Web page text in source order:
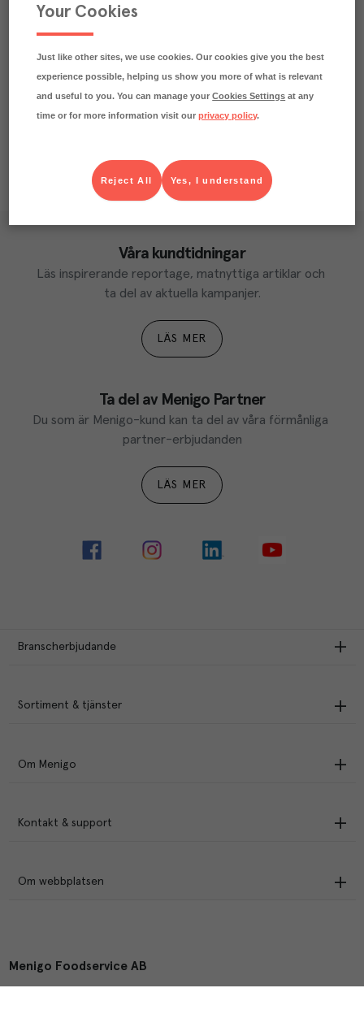
Varje kilo av varan påverkar klimatet motsvarande
utsläppen av 1.4 kg koldioxid.
Våra kundtidningar
Läs inspirerande reportage, matnyttiga artiklar och
ta del av aktuella kampanjer.
LÄS MER
Ta del av Menigo Partner
Du som är Menigo-kund kan ta del av våra förmånliga
partner-erbjudanden
LÄS MER
Branscherbjudande
Sortiment & tjänster
Om Menigo
Kontakt & support
Om webbplatsen
Menigo Foodservice AB
Your Cookies
Just like other sites, we use cookies. Our cookies give you the best
experience possible, helping us show you more of what is relevant
and useful to you. You can manage yourCookies Settings at any
time or for more information visit ourprivacy policy.
Yes, I understand
Reject All